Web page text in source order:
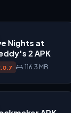
Nights at
2 APK
116.3 MB